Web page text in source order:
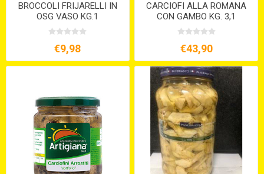
BROCCOLI FRIJARELLI IN
OSG VASO KG.1
€9,98
CARCIOFI ALLA ROMANA
CON GAMBO KG. 3,1
€43,90